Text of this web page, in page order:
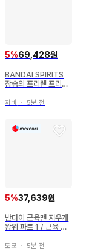
5%69,428원
BANDAI SPIRITS
장송의 프리렌 프리렌
지바 ・5분 전
5%37,639원
반다이 근육맨 지우개
왕위 파트 1 / 근육 왕
브로켄 Jr. 스킨 컬러
도쿄 ・5분 전